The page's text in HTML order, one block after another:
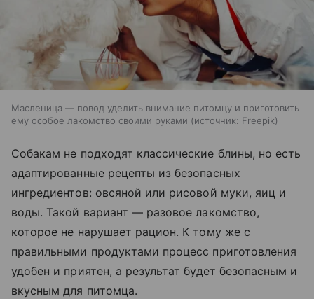
Масленица — повод уделить внимание питомцу и приготовить
ему особое лакомство своими руками
источник: Freepik
Собакам не подходят классические блины, но есть
адаптированные рецепты из безопасных
ингредиентов: овсяной или рисовой муки, яиц и
воды. Такой вариант — разовое лакомство,
которое не нарушает рацион. К тому же с
правильными продуктами процесс приготовления
удобен и приятен, а результат будет безопасным и
вкусным для питомца.